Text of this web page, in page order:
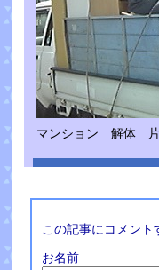
マンション 解体
この記事にコメント
お名前